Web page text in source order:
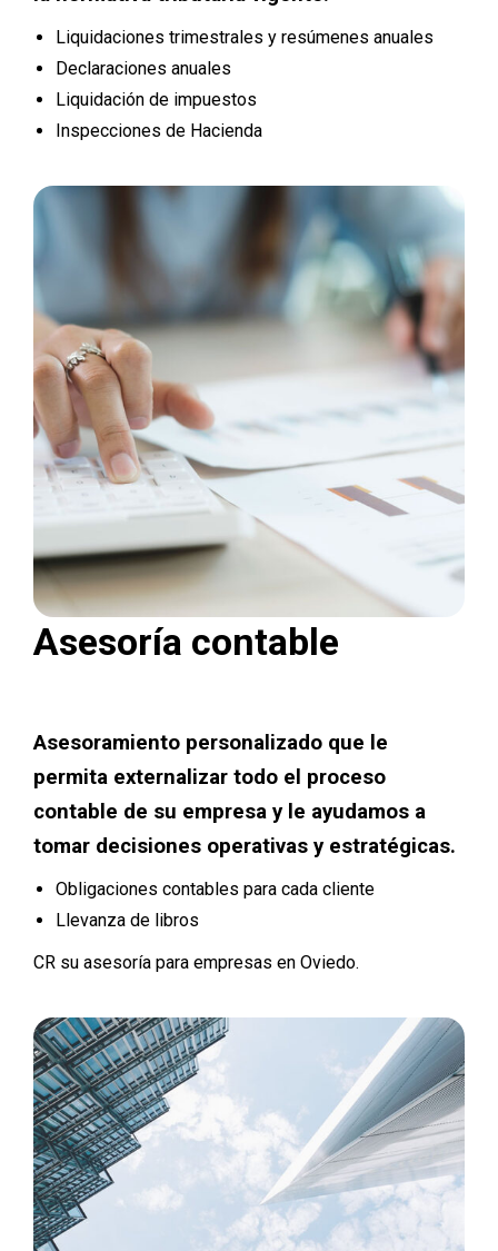
Liquidaciones trimestrales y resúmenes anuales
Declaraciones anuales
Liquidación de impuestos
Inspecciones de Hacienda
Asesoría contable
Asesoramiento personalizado que le
permita externalizar todo el proceso
contable de su empresa y le ayudamos a
tomar decisiones operativas y estratégicas.
Obligaciones contables para cada cliente
Llevanza de libros
CR su asesoría para empresas en Oviedo.